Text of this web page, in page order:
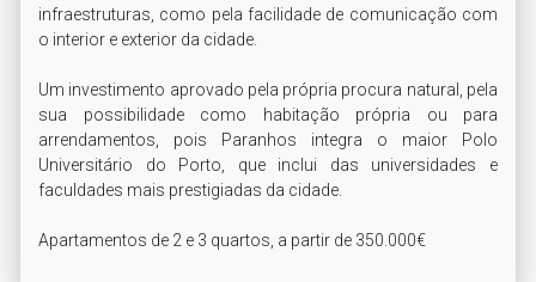
infraestruturas, como pela facilidade de comunicação com
o interior e exterior da cidade.
Um investimento aprovado pela própria procura natural, pela
sua possibilidade como habitação própria ou para
arrendamentos, pois Paranhos integra o maior Polo
Universitário do Porto, que inclui das universidades e
faculdades mais prestigiadas da cidade.
Apartamentos de 2 e 3 quartos, a partir de 350.000€